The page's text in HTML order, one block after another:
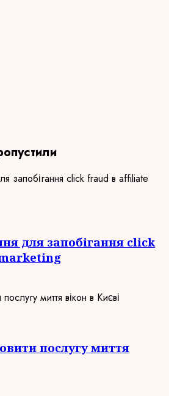
для запобігання click
послугу миття